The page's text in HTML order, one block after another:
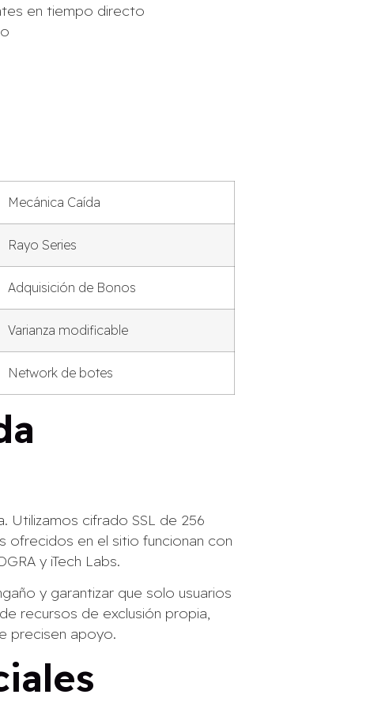
en tiempo directo
Mecánica Caída
Rayo Series
Adquisición de Bonos
Varianza modificable
Network de botes
Utilizamos cifrado SSL de 256
ofrecidos en el sitio funcionan con
y iTech Labs.
y garantizar que solo usuarios
recursos de exclusión propia,
precisen apoyo.